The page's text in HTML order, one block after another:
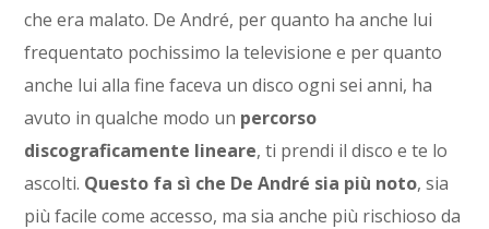
che era malato. De André, per quanto ha anche lui
frequentato pochissimo la televisione e per quanto
anche lui alla fine faceva un disco ogni sei anni, ha
avuto in qualche modo un percorso
discograficamente lineare, ti prendi il disco e te lo
ascolti. Questo fa sì che De André sia più noto, sia
più facile come accesso, ma sia anche più rischioso da